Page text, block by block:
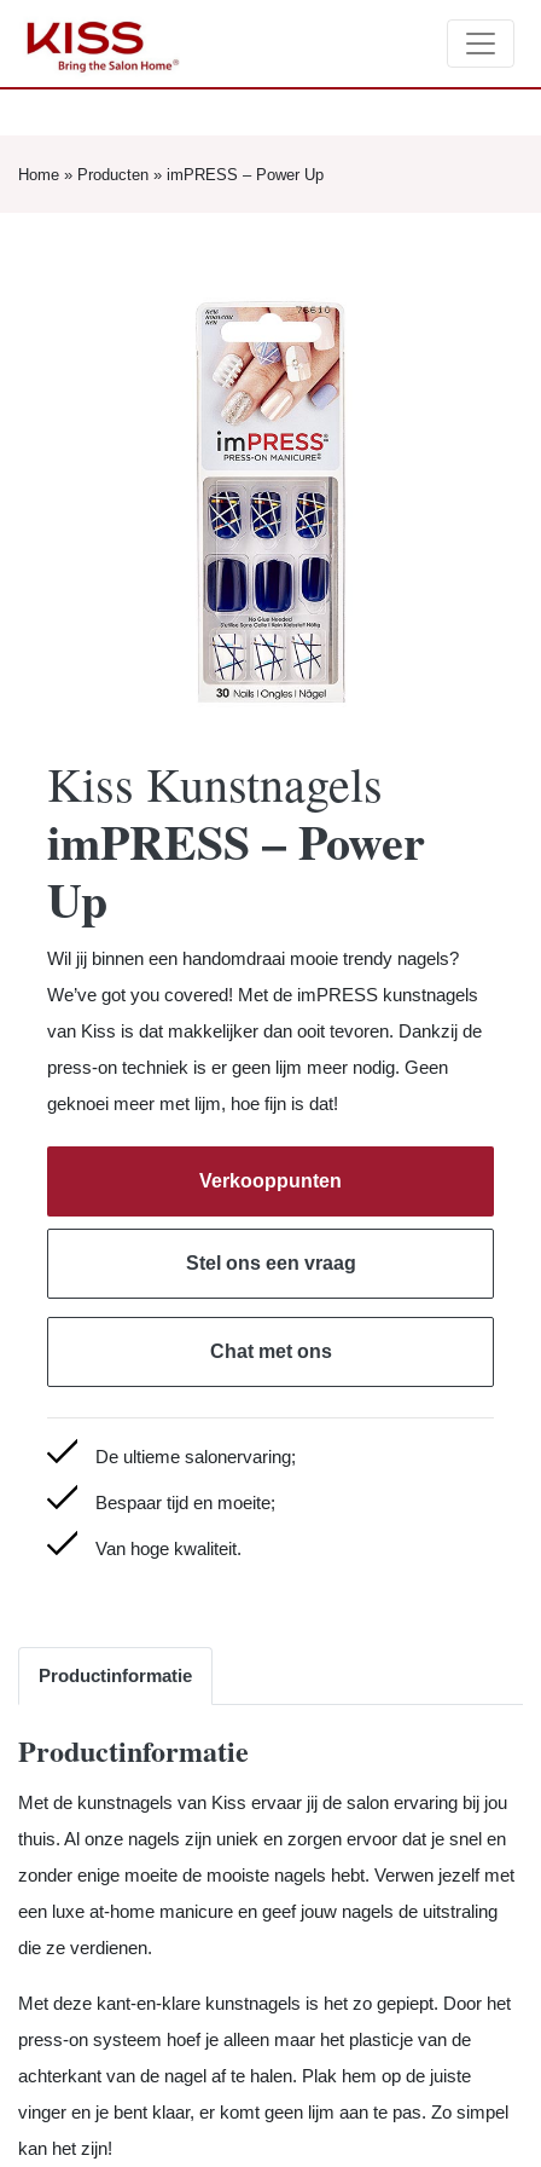
Home » Producten » imPRESS – Power Up
Kiss Kunstnagels
imPRESS – Power
Up
Wil jij binnen een handomdraai mooie trendy nagels?
We’ve got you covered! Met de imPRESS kunstnagels
van Kiss is dat makkelijker dan ooit tevoren. Dankzij de
press-on techniek is er geen lijm meer nodig. Geen
geknoei meer met lijm, hoe fijn is dat!
Verkooppunten
Stel ons een vraag
Chat met ons
De ultieme salonervaring;
Bespaar tijd en moeite;
Van hoge kwaliteit.
Productinformatie
Productinformatie
Met de kunstnagels van Kiss ervaar jij de salon ervaring bij jou
thuis. Al onze nagels zijn uniek en zorgen ervoor dat je snel en
zonder enige moeite de mooiste nagels hebt. Verwen jezelf met
een luxe at-home manicure en geef jouw nagels de uitstraling
die ze verdienen.
Met deze kant-en-klare kunstnagels is het zo gepiept. Door het
press-on systeem hoef je alleen maar het plasticje van de
achterkant van de nagel af te halen. Plak hem op de juiste
vinger en je bent klaar, er komt geen lijm aan te pas. Zo simpel
kan het zijn!